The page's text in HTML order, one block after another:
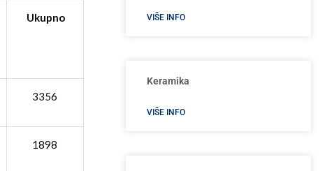
Ukupno
3356
1898
VIŠE INFO
Keramika
VIŠE INFO